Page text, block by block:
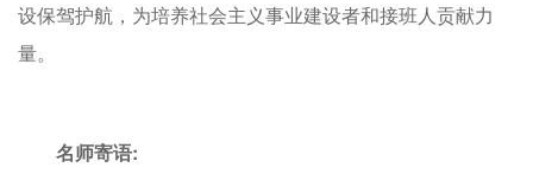
设保驾护航，为培养社会主义事业建设者和接班人贡献力
量。
名师寄语: